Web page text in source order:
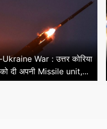
War : उत्तर कोरिया
दी अपनी Missile unit,...